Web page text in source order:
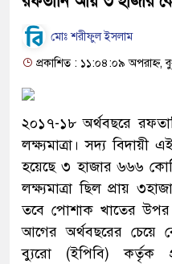
মোঃ শরীফুল ইসলাম
প্রকাশিত : ১১:০৪:০৯ অপরাহ্ন,
২০১৭-১৮ অর্থবছরে
লক্ষ্যমাত্রা। সদ্য
হয়েছে ৩ হাজার ৬৬৬
লক্ষ্যমাত্রা ছিল প্রায়
তবে পোশাক খাতের
আগের অর্থবছরের চেয়ে
ব্যুরো (ইপিবি) কর্তৃক